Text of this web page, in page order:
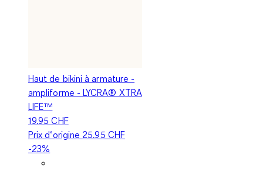
Haut de bikini à armature -
ampliforme - LYCRA® XTRA
LIFE™
19.95 CHF
Prix d‘origine 25.95 CHF
-23%